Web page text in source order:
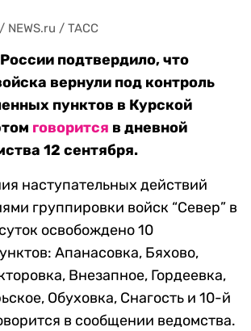
/ TACC
подтвердило, что
вернули под контроль
пунктов в Курской
говорится в дневной
12 сентября.
наступательных действий
группировки войск “Север” в
освобождено 10
Апанасовка, Бяхово,
Внезапное, Гордеевка,
Обуховка, Снагость и 10-й
в сообщении ведомства.